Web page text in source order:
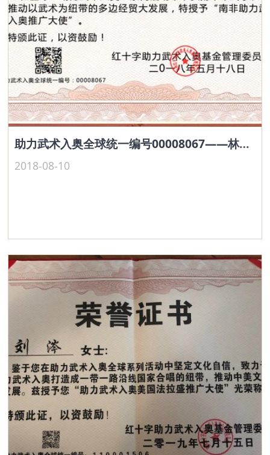
助力武术入奥全球统一编号00008067——林黎红
2018-08-10